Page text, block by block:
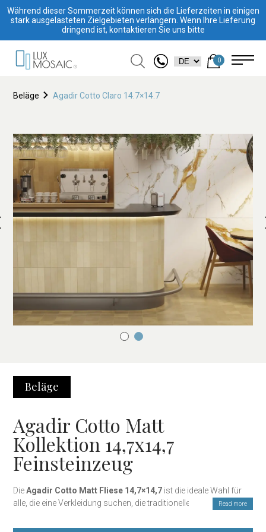
Während dieser Sommerzeit können sich die Lieferzeiten in einigen
stark ausgelasteten Zielgebieten verlängern. Wenn Ihre Lieferung
dringend ist, kontaktieren Sie uns bitte
0
Beläge Agadir Cotto Claro 14.7×14.7
Beläge
Agadir Cotto Matt
Kollektion 14,7x14,7
Feinsteinzeug
DieAgadir Cotto Matt Fliese 14,7×14,7 ist die ideale Wahl für
alle, die eine Verkleidung suchen, die traditionelle Ästhetik mit
Designs der marokkanischen Tradition, zeichnet sich diese
Read more